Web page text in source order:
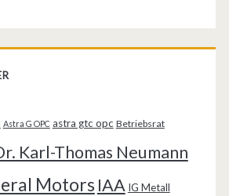
Astra G OPC astra gtc opc Betriebsrat
Karl-Thomas Neumann
Motors IAA IG Metall